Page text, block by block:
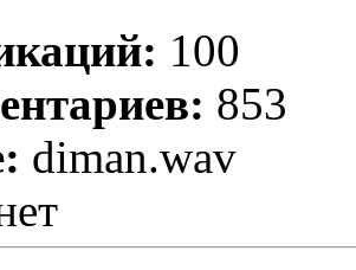
100
853
diman.wav